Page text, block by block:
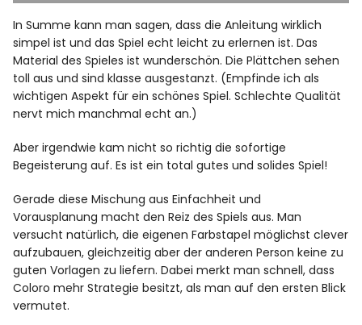
In Summe kann man sagen, dass die Anleitung wirklich
simpel ist und das Spiel echt leicht zu erlernen ist. Das
Material des Spieles ist wunderschön. Die Plättchen sehen
toll aus und sind klasse ausgestanzt. (Empfinde ich als
wichtigen Aspekt für ein schönes Spiel. Schlechte Qualität
nervt mich manchmal echt an.)
Aber irgendwie kam nicht so richtig die sofortige
Begeisterung auf. Es ist ein total gutes und solides Spiel!
Gerade diese Mischung aus Einfachheit und
Vorausplanung macht den Reiz des Spiels aus. Man
versucht natürlich, die eigenen Farbstapel möglichst clever
aufzubauen, gleichzeitig aber der anderen Person keine zu
guten Vorlagen zu liefern. Dabei merkt man schnell, dass
Coloro mehr Strategie besitzt, als man auf den ersten Blick
vermutet.